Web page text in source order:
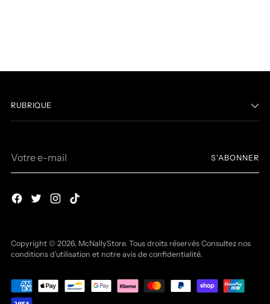
RUBRIQUE
e-
S'ABONNER
Copyright © 2026, McNallyStore. Tous droits réservés Consultez nos
conditions d'utilisation et notre avis de confidentialité.